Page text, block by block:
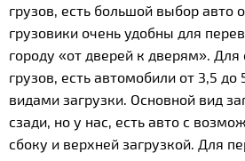
грузов, есть большой выбор авто
грузовики очень удобны для
городу «от дверей к дверям».
грузов, есть автомобили от 3,5
видами загрузки. Основной вид
сзади, но у нас, есть авто с
сбоку и верхней загрузкой. Для